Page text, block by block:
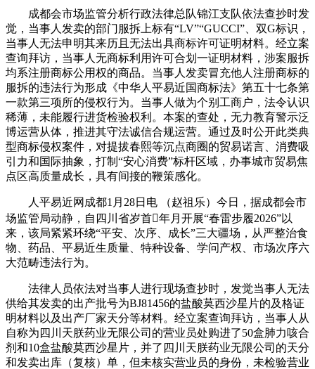
成都会市场监管分析行政法律总队锦江支队依法查抄时发
觉，当事人发卖的部门服拆上标有“LV”“GUCCI”、双G标识，
当事人无法申明其来历且无法出具商标许可证明材料。经立案
查询拜访，当事人无商标利用许可合划一证明材料，涉案服拆
均系注册商标公用权的商品。当事人发卖冒充他人注册商标的
服拆的违法行为形成《中华人平易近国商标法》第五十七条第
一款第三项所的侵权行为。当事人做为个别工商户，法令认识
稀薄，未能履行进货检验权利。本案的查处，无力教育警示泛
博运营从体，推进其守法诚信合规运营。通过及时公开此类典
型商标侵权案件，对提拔春熙等沉点商圈的贸易诺言、消费吸
引力和国际抽象，打制“安心消费”标杆区域，办事城市贸易焦
点区高质量成长，具有间接的鞭策感化。
人平易近网成都1月28日电 （赵祖乐）今日，据成都会市
场监管局动静，自四川省岁首年月开展“春雷步履2026”以
来，该局紧紧环绕“平安、次序、成长”三大疆场，从严整治食
物、药品、平易近生质量、特种设备、学问产权、市场次序六
大范畴违法行为。
法律人员依法对当事人进行现场查抄时，发觉当事人无法
供给其发卖的出产批号为BJ81456的盐酸莫西沙星片的及格证
明材料以及出产厂家天分等材料。经立案查询拜访，当事人从
自称为四川天朕药业无限公司的营业员处购进了50盒肺力咳合
剂和10盒盐酸莫西沙星片，并了四川天朕药业无限公司的天分
和发卖出库（复核）单，但未核实营业员的身份，未检验营业